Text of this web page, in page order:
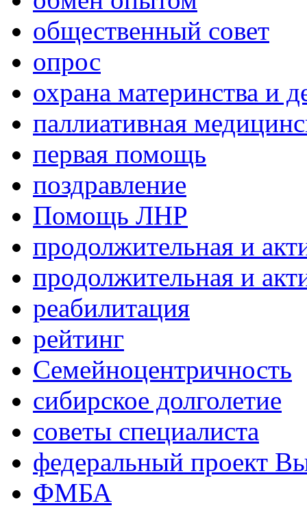
общественный совет
опрос
охрана материнства и
паллиативная
первая помощь
поздравление
Помощь ЛНР
продолжительная и
продолжительная и
реабилитация
рейтинг
Семейноцентричность
сибирское долголетие
советы специалиста
федеральный проект
ФМБА